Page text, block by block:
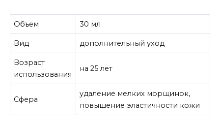
Объем 30 мл
Вид дополнительный уход
Возраст
использования
на 25 лет
Сфера
удаление мелких морщинок,
повышение эластичности кожи